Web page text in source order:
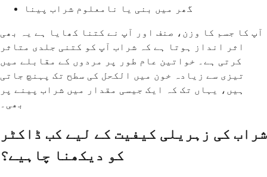
گھر میں بنی یا نامعلوم شراب پینا
آپ کا جسم کا وزن، صنف اور آپ نے کتنا کھایا ہے یہ بھی
اثر انداز ہوتا ہے کہ شراب آپ کو کتنی جلدی متاثر
کرتی ہے۔ خواتین عام طور پر مردوں کے مقابلے میں
تیزی سے زیادہ خون میں الکحل کی سطح تک پہنچ جاتی
ہیں، یہاں تک کہ ایک جیسی مقدار میں شراب پینے پر
بھی۔
شراب کی زہریلی کیفیت کے لیے کب ڈاکٹر
کو دیکھنا چاہیے؟